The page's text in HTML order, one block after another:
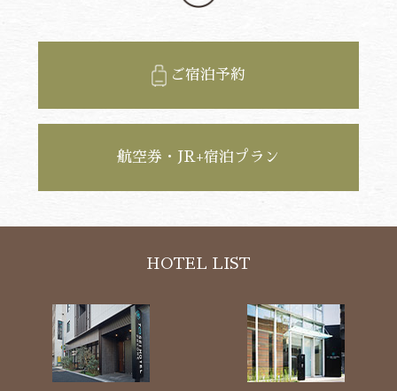
ご宿泊予約
航空券・JR+宿泊プラン
HOTEL LIST